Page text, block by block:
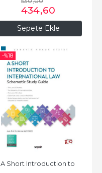
Sepete Ekle
434,60
-%18
A Short Introduction to